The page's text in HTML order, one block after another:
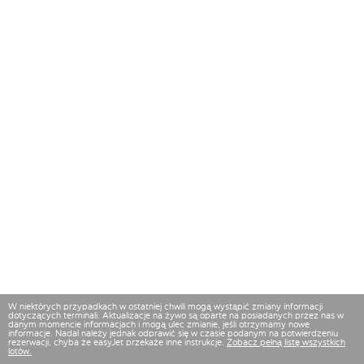
W niektórych przypadkach w ostatniej chwili mogą wystąpić zmiany informacji
dotyczących terminali. Aktualizacje na żywo są oparte na posiadanych przez nas w
danym momencie informacjach i mogą ulec zmianie, jeśli otrzymamy nowe
informacje. Nadal należy jednak odprawić się w czasie podanym na potwierdzeniu
rezerwacji, chyba że easyJet przekaże inne instrukcje. Zobacz pełną listę wszystkich
lotów.